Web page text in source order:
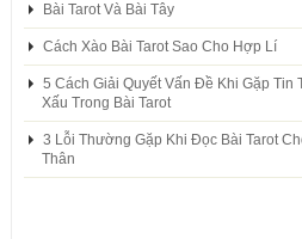
Bài Tarot Và Bài Tây
Cách Xào Bài Tarot Sao Cho Hợp Lí
5 Cách Giải Quyết Vấn Đề Khi Gặp Tin
Xấu Trong Bài Tarot
3 Lỗi Thường Gặp Khi Đọc Bài Tarot
Thân